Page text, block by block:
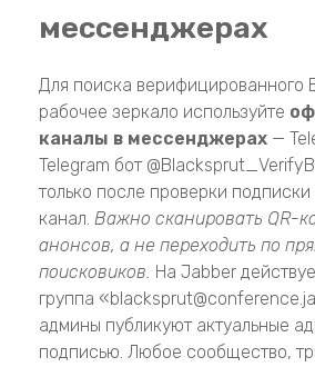
мессенджерах
Для поиска верифицированного
рабочее зеркало используйте
каналы в мессенджерах —
Telegram бот
только после проверки
канал. Важно сканировать QR-
анонсов, а не переходить по
поисковиков. На Jabber
группа
админы публикуют актуальные
подписью. Любое сообщество,